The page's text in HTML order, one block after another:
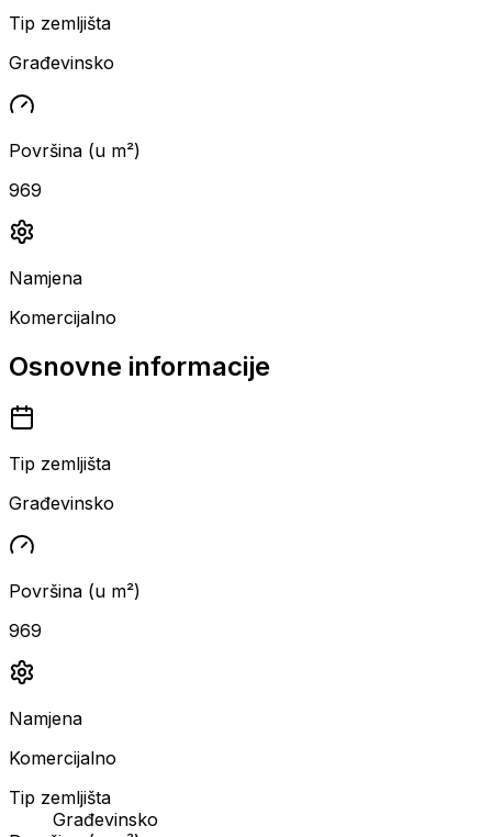
Tip zemljišta
Građevinsko
Površina (u m²)
969
Namjena
Komercijalno
Osnovne informacije
Tip zemljišta
Građevinsko
Površina (u m²)
969
Namjena
Komercijalno
Tip zemljišta
Građevinsko